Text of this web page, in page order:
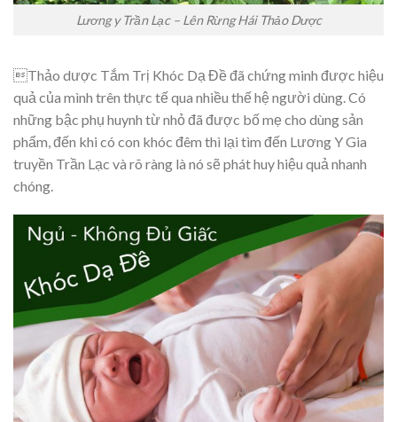
Lương y Trần Lạc – Lên Rừng Hái Thảo Dược
Thảo dược Tắm Trị Khóc Dạ Đề đã chứng minh được hiệu
quả của mình trên thực tế qua nhiều thế hệ người dùng. Có
những bậc phụ huynh từ nhỏ đã được bố mẹ cho dùng sản
phẩm, đến khi có con khóc đêm thì lại tìm đến Lương Y Gia
truyền Trần Lạc và rõ ràng là nó sẽ phát huy hiệu quả nhanh
chóng.